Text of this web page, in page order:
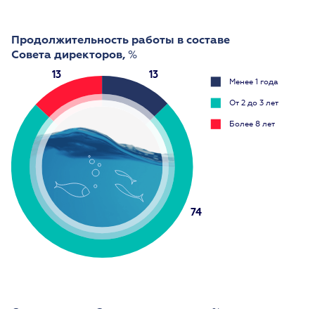
Продолжительность работы в составе
Совета директоров, %
Менее 1 года
От 2 до 3 лет
Более 8 лет
13
13
74